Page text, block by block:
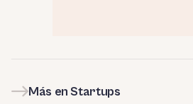
Más en Startups